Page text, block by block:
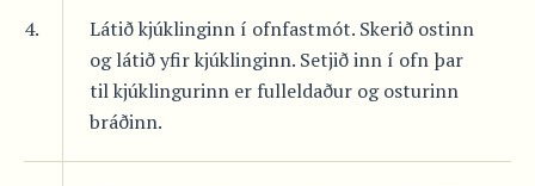
4.
Látið kjúklinginn í ofnfastmót. Skerið ostinn
og látið yfir kjúklinginn. Setjið inn í ofn þar
til kjúklingurinn er fulleldaður og osturinn
bráðinn.